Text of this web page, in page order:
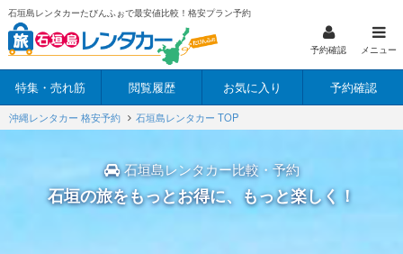
石垣島レンタカーたびんふぉで最安値比較！格安プラン予約
予約確認 メニュー
特集・売れ筋 閲覧履歴 お気に入り 予約確認
沖縄レンタカー 格安予約 石垣島レンタカー TOP
石垣島レンタカー比較・予約
石垣の旅をもっとお得に、もっと楽しく！